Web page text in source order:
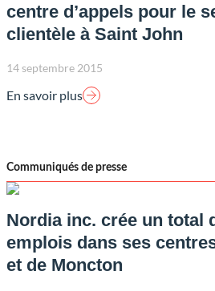
centre d’appels pour le
clientèle à Saint John
14 septembre 2015
En savoir plus
Communiqués de presse
Nordia inc. crée un total
emplois dans ses
et de Moncton